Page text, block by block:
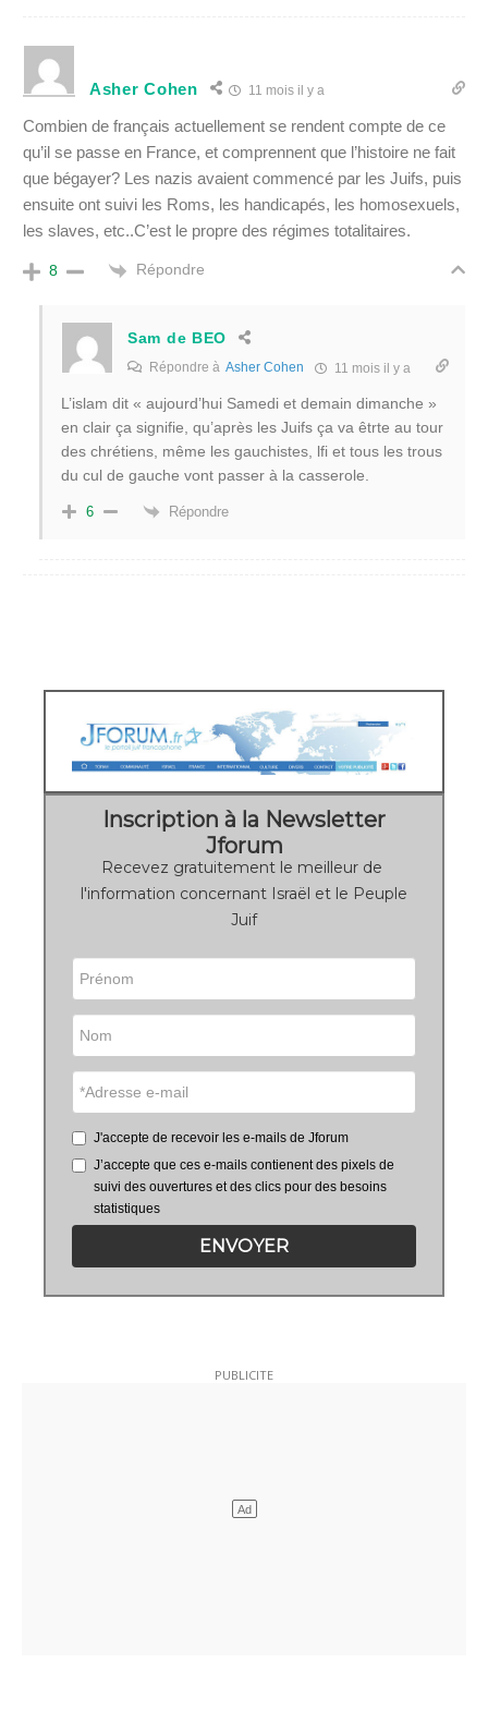
Asher Cohen 11 mois il y a
Combien de français actuellement se rendent compte de ce
qu’il se passe en France, et comprennent que l’histoire ne fait
que bégayer? Les nazis avaient commencé par les Juifs, puis
ensuite ont suivi les Roms, les handicapés, les homosexuels,
les slaves, etc..C’est le propre des régimes totalitaires.
8 Répondre
Sam de BEO
Répondre à Asher Cohen 11 mois il y a
L’islam dit « aujourd’hui Samedi et demain dimanche »
en clair ça signifie, qu’après les Juifs ça va êtrte au tour
des chrétiens, même les gauchistes, lfi et tous les trous
du cul de gauche vont passer à la casserole.
6 Répondre
Inscription à la Newsletter
Jforum
Recevez gratuitement le meilleur de
l'information concernant Israël et le Peuple
Juif
J'accepte de recevoir les e-mails de Jforum
J’accepte que ces e-mails contienent des pixels de
suivi des ouvertures et des clics pour des besoins
statistiques
ENVOYER